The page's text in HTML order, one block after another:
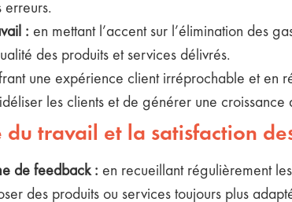
erreurs.
: en mettant l’accent sur l’élimination des
des produits et services délivrés.
une expérience client irréprochable et en
les clients et de générer une croissance
travail et la satisfaction
de feedback : en recueillant régulièrement
des produits ou services toujours plus